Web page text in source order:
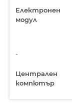
Електронен
модул
-
Централен
компютър